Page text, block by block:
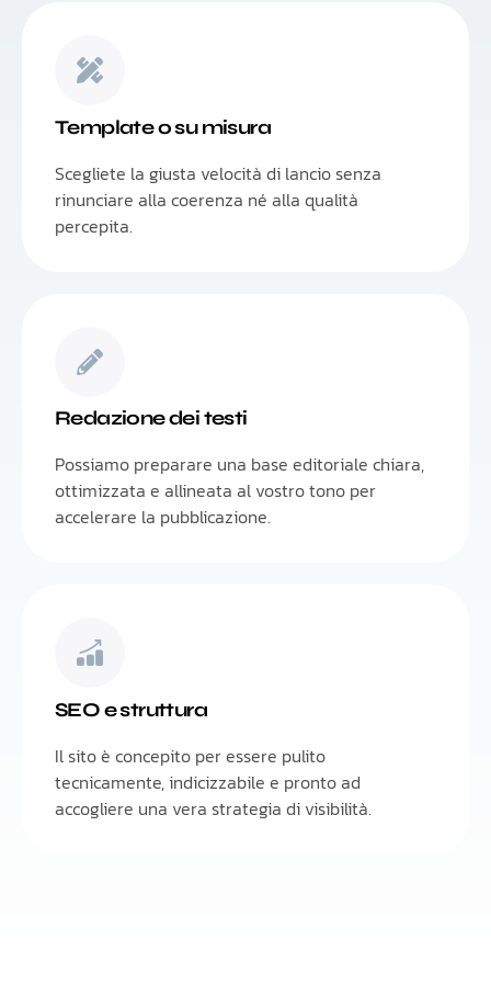
Template o su misura
Scegliete la giusta velocità di lancio senza
rinunciare alla coerenza né alla qualità
percepita.
Redazione dei testi
Possiamo preparare una base editoriale chiara,
ottimizzata e allineata al vostro tono per
accelerare la pubblicazione.
SEO e struttura
Il sito è concepito per essere pulito
tecnicamente, indicizzabile e pronto ad
accogliere una vera strategia di visibilità.